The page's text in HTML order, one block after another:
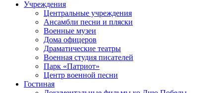
Учреждения
Центральные учреждения
Ансамбли песни и пляски
Военные музеи
Дома офицеров
Драматические театры
Военная студия писателей
Парк «Патриот»
Центр военной песни
Гостиная